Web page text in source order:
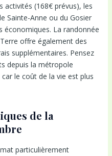
activités (168€ prévus), les
Sainte-Anne ou du Gosier
économiques. La randonnée
offre également des
supplémentaires. Pensez
depuis la métropole
le coût de la vie est plus
de la
particulièrement